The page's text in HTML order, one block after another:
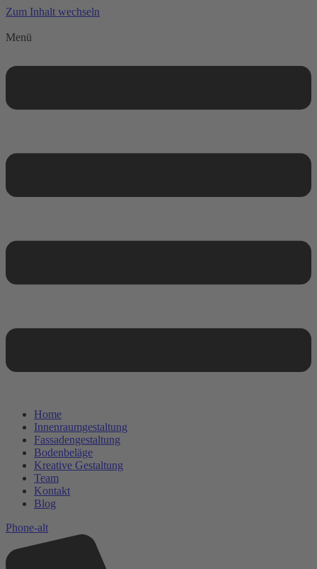
Zum Inhalt wechseln
Menü
Home
Innenraumgestaltung
Fassadengestaltung
Bodenbeläge
Kreative Gestaltung
Team
Kontakt
Blog
Phone-alt